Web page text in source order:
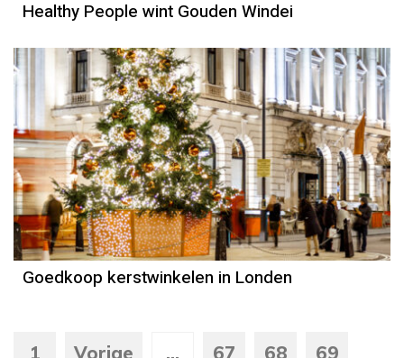
Healthy People wint Gouden Windei
Goedkoop kerstwinkelen in Londen
1 Vorige ... 67 68 69